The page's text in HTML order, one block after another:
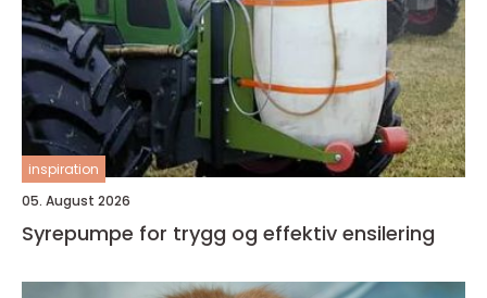
inspiration
05. August 2026
Syrepumpe for trygg og effektiv ensilering